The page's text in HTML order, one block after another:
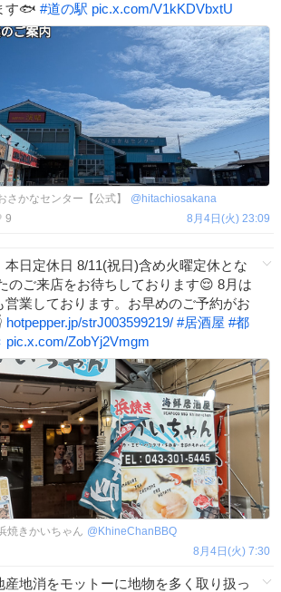
す🐟 #道の駅 pic.x.com/V1kKDVbxtU
さかなセンター【公式】 @ hitachiosakana
9 8月4日(火) 23:09
本日定休日 8/11(祝日)含め火曜定休とな
のご来店をお待ちしております😌 8月は
営業しております。お早めのご予約がお
hotpepper.jp/strJ003599219/ #居酒屋 #都
pic.x.com/ZobYj2Vmgm
焼きかいちゃん @ KhineChanBBQ
8月4日(火) 7:30
産地消をモットーに地物を多く取り扱っ